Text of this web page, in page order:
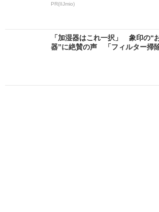
PR(IIJmio)
「加湿器はこれ一択」 象印の“
器”に絶賛の声 「フィルター掃